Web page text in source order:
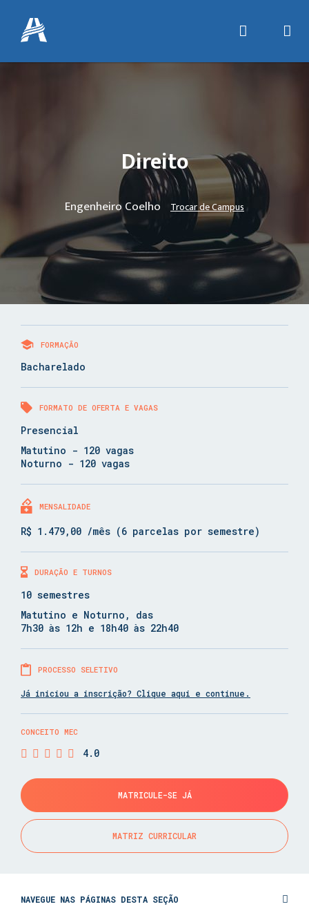
Direito
Engenheiro Coelho Trocar de Campus
FORMAÇÃO
Bacharelado
FORMATO DE OFERTA E VAGAS
Presencial
Matutino - 120 vagas
Noturno - 120 vagas
MENSALIDADE
R$ 1.479,00 /mês (6 parcelas por semestre)
DURAÇÃO E TURNOS
10 semestres
Matutino e Noturno, das
7h30 às 12h e 18h40 às 22h40
PROCESSO SELETIVO
Já iniciou a inscrição? Clique aqui e continue.
CONCEITO MEC
4.0
MATRICULE-SE JÁ
MATRIZ CURRICULAR
NAVEGUE NAS PÁGINAS DESTA SEÇÃO